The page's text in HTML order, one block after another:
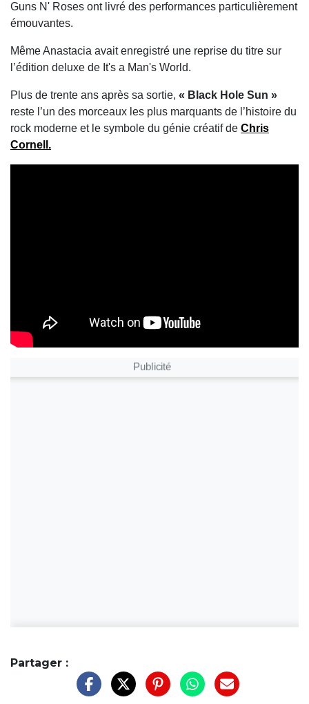
Guns N' Roses ont livré des performances particulièrement
émouvantes.
MêmeAnastacia avait enregistré une reprise du titre sur
l’édition deluxe de It's a Man's World.
Plus de trente ans après sa sortie, « Black Hole Sun »
reste l’un des morceaux les plus marquants de l’histoire du
rock moderne et le symbole du génie créatif de Chris
Cornell .
Publicité
Partager :